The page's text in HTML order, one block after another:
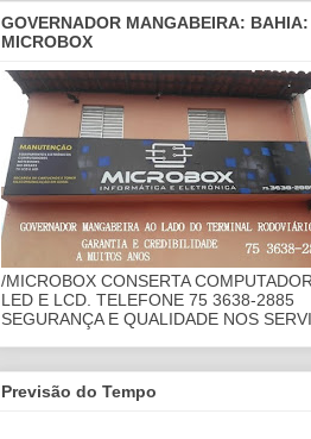
GOVERNADOR MANGABEIRA: BAHIA:
MICROBOX
/MICROBOX CONSERTA
LED E LCD. TELEFONE 75 3638-2885
SEGURANÇA E QUALIDADE NOS
Previsão do Tempo